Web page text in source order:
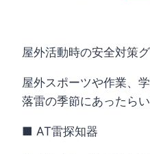
屋外活動時の安全対策
屋外スポーツや作業、
落雷の季節にあったら
■ AT雷探知器